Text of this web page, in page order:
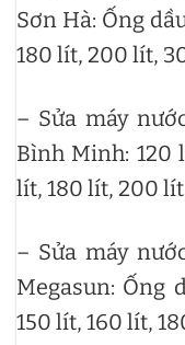
Sơn Hà: Ống
180 lít, 200 lít,
– Sửa máy
Bình Minh: 120
lít, 180 lít, 200
– Sửa máy
Megasun: Ống
150 lít, 160 lít,